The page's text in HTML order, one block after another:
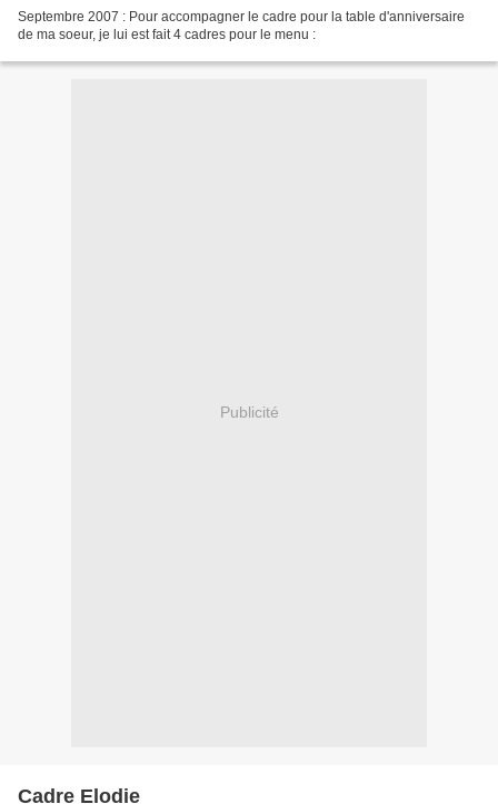
Septembre 2007 : Pour accompagner le cadre pour la table d'anniversaire
de ma soeur, je lui est fait 4 cadres pour le menu :
Publicité
Cadre Elodie